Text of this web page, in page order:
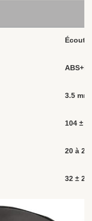
3.5
104 ±
20 à 20
32 ± 2Ω